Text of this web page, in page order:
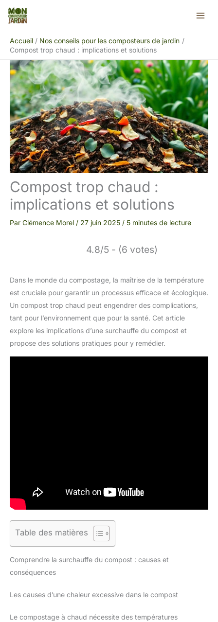
Aller
Accueil
Nos conseils pour les composteurs de jardin
Compost trop chaud : implications et solutions
Compost trop chaud :
implications et solutions
Par Clémence Morel / 27 juin 2025 / 5 minutes de lecture
4.8/5 - (6 votes)
Dans le monde du compostage, la maîtrise de la température
est cruciale pour garantir un processus efficace et écologique.
Un compost trop chaud peut engendrer des complications,
tant pour l’environnement que pour la santé. Cet article
explore les implications d’une surchauffe du compost et
propose des solutions pratiques pour y remédier.
Table des matières
Comprendre la surchauffe du compost : causes et
conséquences
Les causes d’une chaleur excessive dans le compost
Le compostage à chaud nécessite des températures
Rechercher